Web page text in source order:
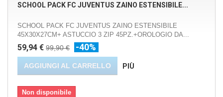
SCHOOL PACK FC JUVENTUS ZAINO ESTENSIBILE...
SCHOOL PACK FC JUVENTUS ZAINO ESTENSIBILE
45X30X27CM+ ASTUCCIO 3 ZIP 45PZ.+OROLOGIO DA...
59,94 € 99,90 € -40%
AGGIUNGI AL CARRELLO PIÙ
Non disponibile